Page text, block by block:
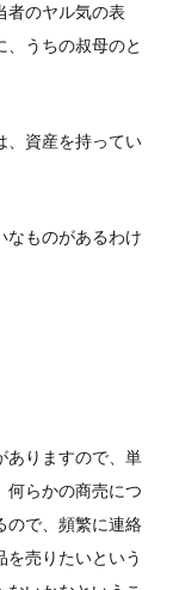
者のヤル気の表
うちの叔母のと
、資産を持ってい
なものがあるわけ
ありますので、単
何らかの商売につ
ので、頻繁に連絡
売りたいという